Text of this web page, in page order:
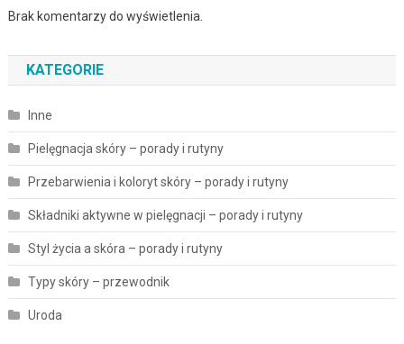
Brak komentarzy do wyświetlenia.
KATEGORIE
Inne
Pielęgnacja skóry – porady i rutyny
Przebarwienia i koloryt skóry – porady i rutyny
Składniki aktywne w pielęgnacji – porady i rutyny
Styl życia a skóra – porady i rutyny
Typy skóry – przewodnik
Uroda